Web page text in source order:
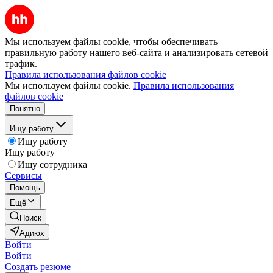
Мы используем файлы cookie, чтобы обеспечивать
правильную работу нашего веб-сайта и анализировать сетевой
трафик.
Правила использования файлов cookie
Мы используем файлы cookie. Правила использования
файлов cookie
Понятно
Ищу работу
Ищу работу
Ищу работу
Ищу сотрудника
Сервисы
Помощь
Ещё
Поиск
Адиюх
Войти
Войти
Создать резюме